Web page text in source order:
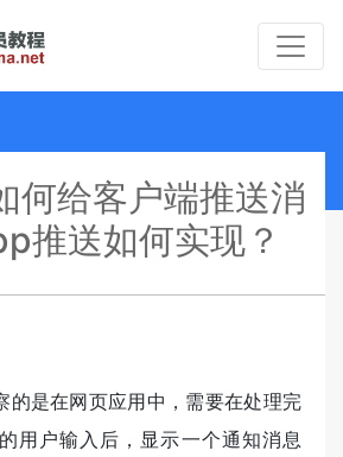
何给客户端推送消
推送如何实现？
的是在网页应用中，需要在处理完
用户输入后，显示一个通知消息